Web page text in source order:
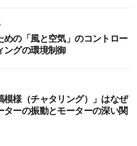
めの「風と空気」のコントロー
ングの環境制御
模様（チャタリング）」はなぜ
ターの振動とモーターの深い関